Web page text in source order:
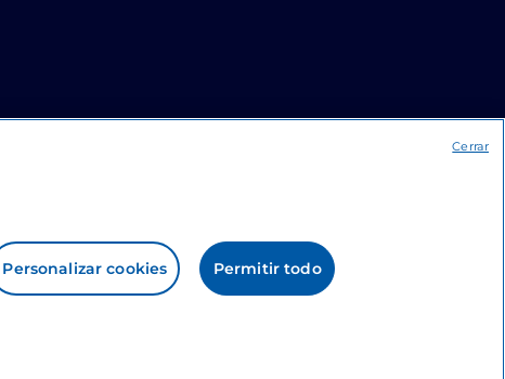
Personalizar cookies Permitir todo
Cerrar